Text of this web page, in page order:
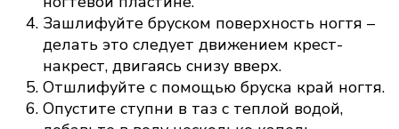
Зашлифуйте бруском поверхность ногтя –
делать это следует движением крест-
накрест, двигаясь снизу вверх.
Отшлифуйте с помощью бруска край ногтя.
Опустите ступни в таз с теплой водой,